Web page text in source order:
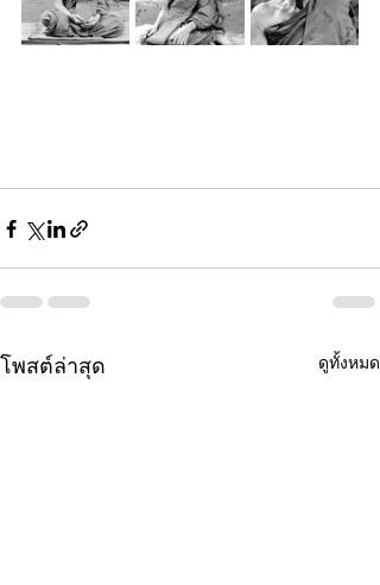
โพสต์ล่าสุด ดูทั้งหมด